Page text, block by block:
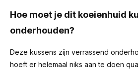
Hoe moet je dit koeienhuid
onderhouden?
Deze kussens zijn verrassend
hoeft er helemaal niks aan te doen